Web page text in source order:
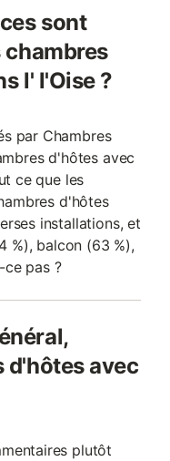
sont
l' l'Oise ?
par Chambres
d'hôtes avec
ce que les
d'hôtes
installations, et
%), balcon (63 %),
ce pas ?
d'hôtes avec
plutôt